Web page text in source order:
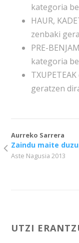
kategoria
HAUR,
zenbaki
PRE-
kategoria
geratzen
Aurreko Sarrera
Zaindu maite
Aste Nagusia 2013
UTZI